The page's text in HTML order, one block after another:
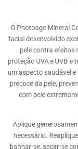
O Photoage Mineral
facial desenvolvido
pele contra efeitos
proteção UVA e UVB
um aspecto saudável
precoce da pele,
com pele
Aplique
necessário.
banhar-se, secar-se